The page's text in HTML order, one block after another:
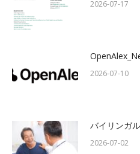
2026-07-17
2026-07-10
バイリンガ
2026-07-02